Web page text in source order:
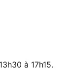
à 17h15.